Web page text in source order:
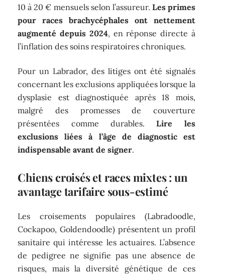
10 à 20 € mensuels selon l’assureur. Les primes
pour races brachycéphales ont nettement
augmenté depuis 2024, en réponse directe à
l’inflation des soins respiratoires chroniques.
Pour un Labrador, des litiges ont été signalés
concernant les exclusions appliquées lorsque la
dysplasie est diagnostiquée après 18 mois,
malgré des promesses de couverture
présentées comme durables.Lire les
exclusions liées à l’âge de diagnostic est
indispensable avant de signer.
Chiens croisés et races mixtes : un
avantage tarifaire sous-estimé
Les croisements populaires (Labradoodle,
Cockapoo, Goldendoodle) présentent un profil
sanitaire qui intéresse les actuaires. L’absence
de pedigree ne signifie pas une absence de
risques, mais la diversité génétique de ces